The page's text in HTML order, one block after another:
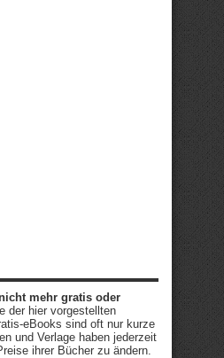
mehr gratis oder
der hier vorgestellten
eBooks sind oft nur kurze
und Verlage haben jederzeit
ihrer Bücher zu ändern.